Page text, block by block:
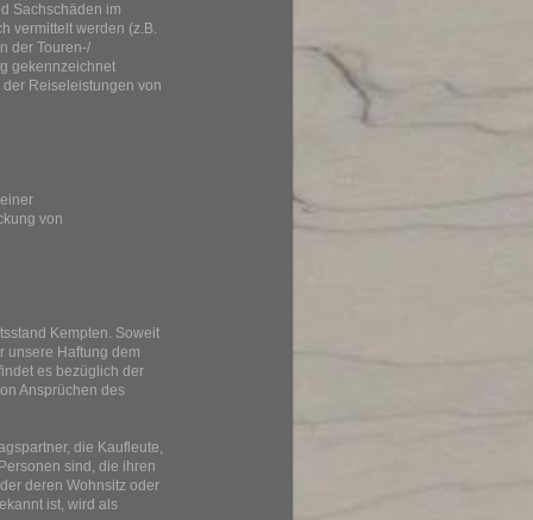
Sachschäden im
vermittelt werden (z.B.
der Touren-/
gekennzeichnet
Reiseleistungen von
von
Kempten. Soweit
unsere Haftung dem
es bezüglich der
Ansprüchen des
die Kaufleute,
sind, die ihren
deren Wohnsitz oder
ist, wird als